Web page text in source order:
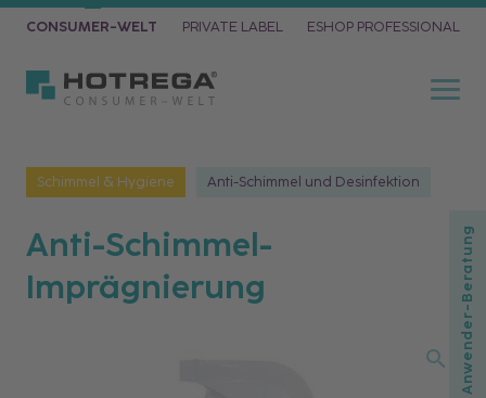
CONSUMER-WELT PRIVATE LABEL ESHOP PROFESSIONAL
Schimmel & Hygiene Anti-Schimmel und Desinfektion
Anti-Schimmel-
Imprägnierung
Anwender-Beratung